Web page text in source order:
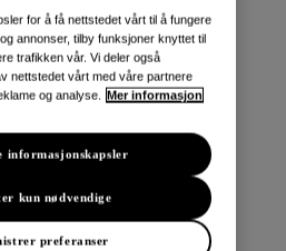
for å få nettstedet vårt til å fungere
annonser, tilby funksjoner knyttet til
trafikken vår. Vi deler også
nettstedet vårt med våre partnere
og analyse. Mer informasjon
preferanser
kun nødvendige
informasjonskapsler